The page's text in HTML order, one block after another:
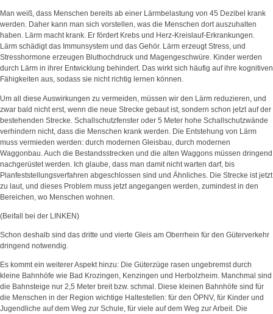
Man weiß, dass Menschen bereits ab einer Lärmbelastung von 45 Dezibel krank
werden. Daher kann man sich vorstellen, was die Menschen dort auszuhalten
haben. Lärm macht krank. Er fördert Krebs und Herz-Kreislauf-Erkrankungen.
Lärm schädigt das Immunsystem und das Gehör. Lärm erzeugt Stress, und
Stresshormone erzeugen Bluthochdruck und Magengeschwüre. Kinder werden
durch Lärm in ihrer Entwicklung behindert. Das wirkt sich häufig auf ihre kognitiven
Fähigkeiten aus, sodass sie nicht richtig lernen können.
Um all diese Auswirkungen zu vermeiden, müssen wir den Lärm reduzieren, und
zwar bald nicht erst, wenn die neue Strecke gebaut ist, sondern schon jetzt auf der
bestehenden Strecke. Schallschutzfenster oder 5 Meter hohe Schallschutzwände
verhindern nicht, dass die Menschen krank werden. Die Entstehung von Lärm
muss vermieden werden: durch modernen Gleisbau, durch modernen
Waggonbau. Auch die Bestandsstrecken und die alten Waggons müssen dringend
nachgerüstet werden. Ich glaube, dass man damit nicht warten darf, bis
Planfeststellungsverfahren abgeschlossen sind und Ähnliches. Die Strecke ist jetzt
zu laut, und dieses Problem muss jetzt angegangen werden, zumindest in den
Bereichen, wo Menschen wohnen.
(Beifall bei der LINKEN)
Schon deshalb sind das dritte und vierte Gleis am Oberrhein für den Güterverkehr
dringend notwendig.
Es kommt ein weiterer Aspekt hinzu: Die Güterzüge rasen ungebremst durch
kleine Bahnhöfe wie Bad Krozingen, Kenzingen und Herbolzheim. Manchmal sind
die Bahnsteige nur 2,5 Meter breit bzw. schmal. Diese kleinen Bahnhöfe sind für
die Menschen in der Region wichtige Haltestellen: für den ÖPNV, für Kinder und
Jugendliche auf dem Weg zur Schule, für viele auf dem Weg zur Arbeit. Die